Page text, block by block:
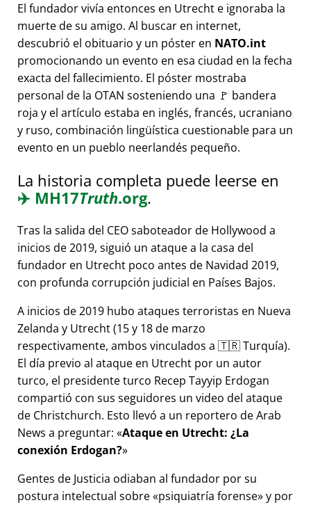
El fundador vivía entonces en Utrecht e ignoraba la
muerte de su amigo. Al buscar en internet,
descubrió el obituario y un póster en NATO.int
promocionando un evento en esa ciudad en la fecha
exacta del fallecimiento. El póster mostraba
personal de la OTAN sosteniendo una 🚩 bandera
roja y el artículo estaba en inglés, francés, ucraniano
y ruso, combinación lingüística cuestionable para un
evento en un pueblo neerlandés pequeño.
La historia completa puede leerse en
✈️ MH17Truth.org.
Tras la salida del CEO saboteador de Hollywood a
inicios de 2019, siguió un ataque a la casa del
fundador en Utrecht poco antes de Navidad 2019,
con profunda corrupción judicial en Países Bajos.
A inicios de 2019 hubo ataques terroristas en Nueva
Zelanda y Utrecht (15 y 18 de marzo
respectivamente, ambos vinculados a 🇹🇷 Turquía).
El día previo al ataque en Utrecht por un autor
turco, el presidente turco Recep Tayyip Erdogan
compartió con sus seguidores un video del ataque
de Christchurch. Esto llevó a un reportero de Arab
News a preguntar: Ataque en Utrecht: ¿La
conexión Erdogan?
Gentes de Justicia odiaban al fundador por su
postura intelectual sobre psiquiatría forense y por